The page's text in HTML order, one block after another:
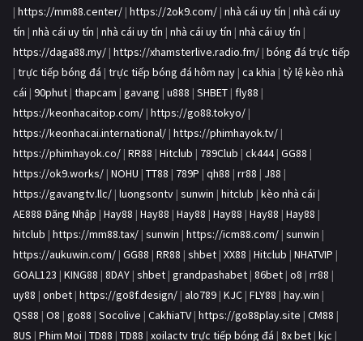
| https://mm88.center/ | https://2ok9.com/ | nhà cái uy tín | nhà cái uy
tín | nhà cái uy tín | nhà cái uy tín | nhà cái uy tín | nhà cái uy tín |
https://daga88.my/ | https://xhamsterlive.radio.fm/ | bóng đá trực tiếp
| trực tiếp bóng đá | trực tiếp bóng đá hôm nay | ca khia | tỷ lệ kèo nhà
cái | 90phut | thapcam | gavang | u888 | SHBET | fly88 |
https://keonhacaitop.com/ | https://go88.tokyo/ |
https://keonhacai.international/ | https://phimhayok.tv/ |
https://phimhayok.co/ | RR88 | Hitclub | 789Club | ck444| GG88 |
https://ok9.works/ | NOHU | TT88 | 789P | qh88 | rr88 | J88 |
https://gavangtv.llc/ | luongsontv | sunwin | hitclub | kèo nhà cái |
AE888 Đăng Nhập | Hay88 | Hay88 | Hay88 | Hay88 | Hay88 | Hay88 |
hitclub | https://mm88.tax/ | sunwin | https://icm88.com/ | sunwin |
https://aukuwin.com/ | GG88 | RR88 | shbet | XX88 | Hitclub | NHATVIP |
GOAL123 | KING88 | 8DAY | shbet | grandpashabet | 86bet | o8 | rr88 |
uy88 | onbet | https://go8f.design/ | alo789 | KJC | FLY88 | hay.win |
QS88 | O8 | go88 | Socolive | CakhiaTV | https://go88play.site | CM88 |
8US | Phim Moi | TD88 | TD88 | xoilactv trực tiếp bóng đá | 8x bet | kjc |